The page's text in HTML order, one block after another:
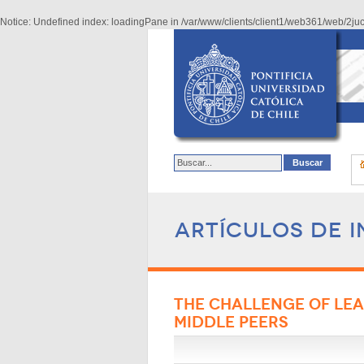
Notice: Undefined index: loadingPane in /var/www/clients/client1/web361/web/
Artículos de
THE CHALLENGE OF
MIDDLE PEERS